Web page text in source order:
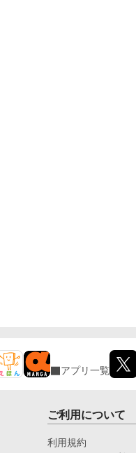
アプリ一覧
ご利用について
利用規約